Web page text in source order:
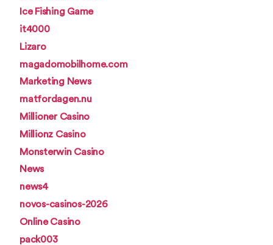
Ice Fishing Game
it4000
Lizaro
magadomobilhome.com
Marketing News
matfordagen.nu
Millioner Casino
Millionz Casino
Monsterwin Casino
News
news4
novos-casinos-2026
Online Casino
pack003